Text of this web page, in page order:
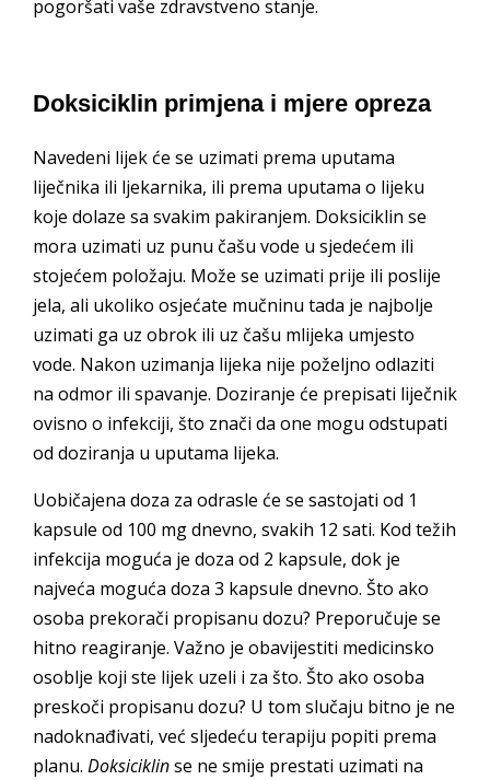
pogoršati vaše zdravstveno stanje.
Doksiciklin primjena i mjere opreza
Navedeni lijek će se uzimati prema uputama
liječnika ili ljekarnika, ili prema uputama o lijeku
koje dolaze sa svakim pakiranjem. Doksiciklin se
mora uzimati uz punu čašu vode u sjedećem ili
stojećem položaju. Može se uzimati prije ili poslije
jela, ali ukoliko osjećate mučninu tada je najbolje
uzimati ga uz obrok ili uz čašu mlijeka umjesto
vode. Nakon uzimanja lijeka nije poželjno odlaziti
na odmor ili spavanje. Doziranje će prepisati liječnik
ovisno o infekciji, što znači da one mogu odstupati
od doziranja u uputama lijeka.
Uobičajena doza za odrasle će se sastojati od 1
kapsule od 100 mg dnevno, svakih 12 sati. Kod težih
infekcija moguća je doza od 2 kapsule, dok je
najveća moguća doza 3 kapsule dnevno. Što ako
osoba prekorači propisanu dozu? Preporučuje se
hitno reagiranje. Važno je obavijestiti medicinsko
osoblje koji ste lijek uzeli i za što. Što ako osoba
preskoči propisanu dozu? U tom slučaju bitno je ne
nadoknađivati, već sljedeću terapiju popiti prema
planu. Doksiciklinse ne smije prestati uzimati na